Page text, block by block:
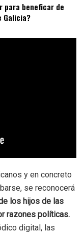
para beneficar de
Galicia?
y en concreto
se reconocerá
los hijos de las
razones políticas.
digital, las